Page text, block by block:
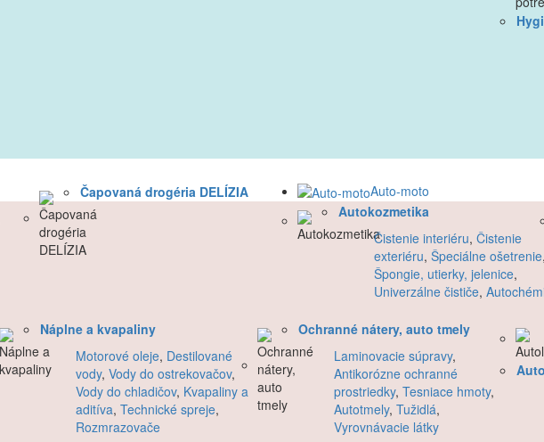
Čapovaná drogéria DELÍZIA
Auto-moto
Autokozmetika
Čistenie interiéru, Čistenie
exteriéru, Špeciálne ošetrenie,
Špongie, utierky, jelenice,
Univerzálne čističe,
Náplne a kvapaliny
Motorové oleje, Destilované
vody, Vody do ostrekovačov,
Vody do chladičov, Kvapaliny a
aditíva, Technické spreje,
Rozmrazovače
Ochranné nátery, auto tmely
Laminovacie súpravy,
Antikorózne ochranné
prostriedky, Tesniace hmoty,
Autotmely, Tužidlá,
Vyrovnávacie látky